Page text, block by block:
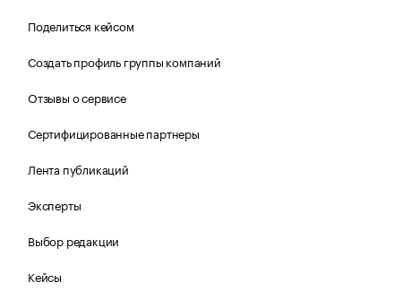
Поделиться кейсом
Создать профиль группы компаний
Отзывы о сервисе
Сертифицированные партнеры
Лента публикаций
Эксперты
Выбор редакции
Кейсы